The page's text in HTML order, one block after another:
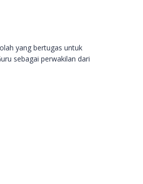
yang bertugas untuk
sebagai perwakilan dari